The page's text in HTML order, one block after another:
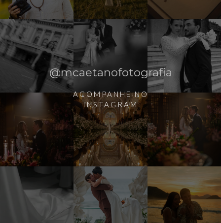
@mcaetanofotografia
ACOMPANHE NO
INSTAGRAM